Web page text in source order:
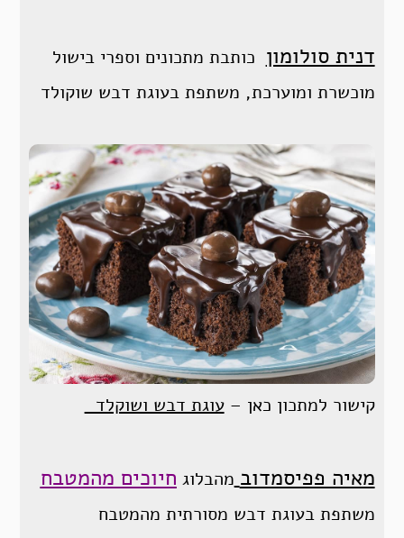
דנית סולומון כותבת מתכונים וספרי בישול
מוכשרת ומוערכת, משתפת בעוגת דבש שוקולד
קישור למתכון כאן –עוגת דבש ושוקלד
מאיה פפיסמדוב מהבלוג חיוכים מהמטבח
משתפת בעוגת דבש מסורתית מהמטבח